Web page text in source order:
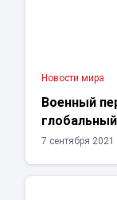
Новости мира
Военный
7 сентября 2021